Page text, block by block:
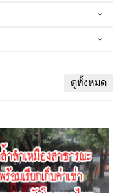
ดูทั้งหมด